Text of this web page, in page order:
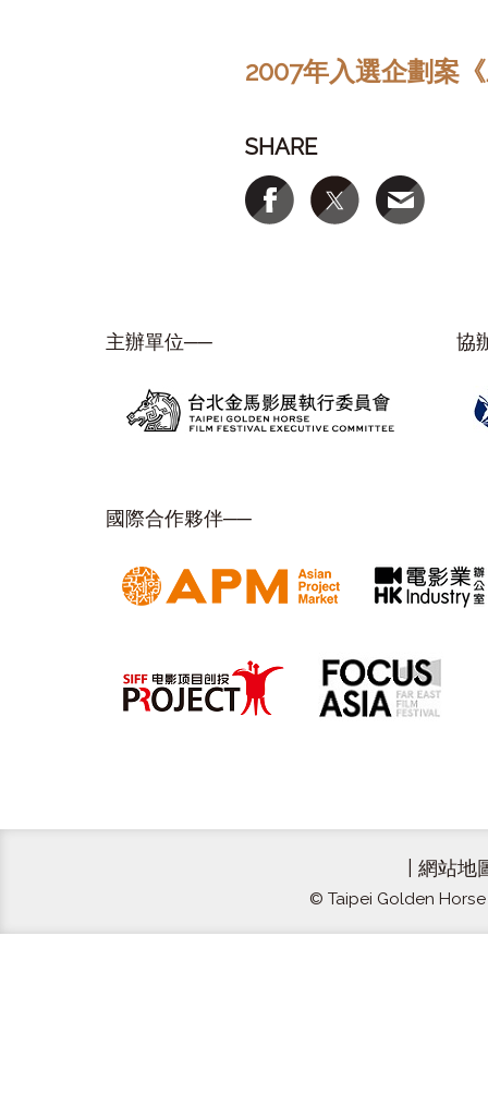
2007年入選企劃案
SHARE
主辦單位── 協
國際合作夥伴──
網站地
© Taipei Golden